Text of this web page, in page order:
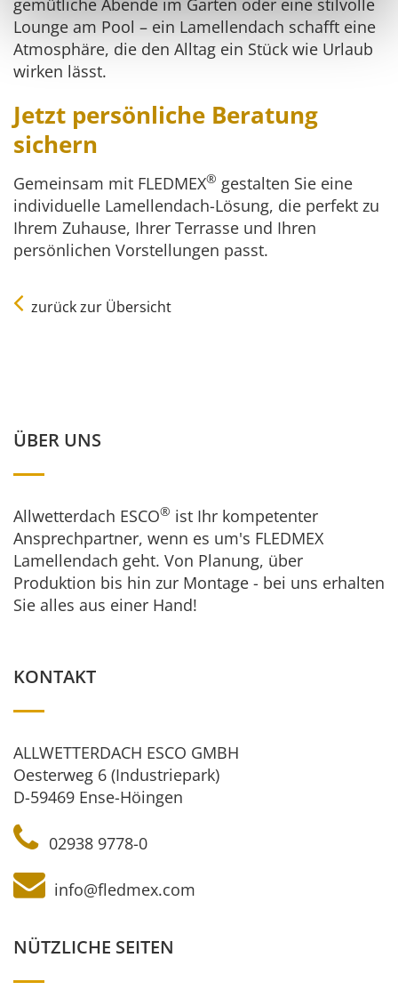
gemütliche Abende im Garten oder eine stilvolle
Lounge am Pool – ein Lamellendach schafft eine
Atmosphäre, die den Alltag ein Stück wie Urlaub
wirken lässt.
Jetzt persönliche Beratung
sichern
Gemeinsam mit FLEDMEX® gestalten Sie eine
individuelle Lamellendach-Lösung, die perfekt zu
Ihrem Zuhause, Ihrer Terrasse und Ihren
persönlichen Vorstellungen passt.
zurück zur Übersicht
ÜBER UNS
Allwetterdach ESCO® ist Ihr kompetenter
Ansprechpartner, wenn es um's FLEDMEX
Lamellendach geht. Von Planung, über
Produktion bis hin zur Montage - bei uns erhalten
Sie alles aus einer Hand!
KONTAKT
ALLWETTERDACH ESCO GMBH
Oesterweg 6 (Industriepark)
D-59469 Ense-Höingen
02938 9778-0
info@fledmex.com
NÜTZLICHE SEITEN